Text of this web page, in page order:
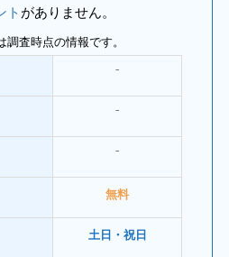
トがありません。
査時点の情報です。
⁻
⁻
⁻
無料
土日・祝日